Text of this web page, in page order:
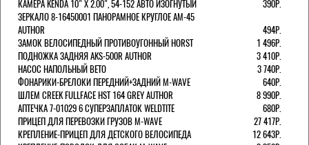
КАМЕРА KENDA 10" Х 2.00", 54-152 АВТО ИЗОГНУТЫЙ
390Р.
ЗЕРКАЛО 8-16450001 ПАНОРАМНОЕ КРУГЛОЕ AM-45
AUTHOR
494Р.
ЗАМОК ВЕЛОСИПЕДНЫЙ ПРОТИВОУГОННЫЙ HORST
1 496Р.
ПОДНОЖКА ЗАДНЯЯ AKS-500R AUTHOR
3 410Р.
НАСОС НАПОЛЬНЫЙ BETO
3 740Р.
ФОНАРИКИ-БРЕЛОКИ ПЕРЕДНИЙ+ЗАДНИЙ M-WAVE
640Р.
ШЛЕМ CREEK FULLFACE HST 164 GREY AUTHOR
8 990Р.
АПТЕЧКА 7-01029 6 СУПЕРЗАПЛАТОК WELDTITE
680Р.
ПРИЦЕП ДЛЯ ПЕРЕВОЗКИ ГРУЗОВ M-WAVE
27 417Р.
КРЕПЛЕНИЕ-ПРИЦЕП ДЛЯ ДЕТСКОГО ВЕЛОСИПЕДА
12 643Р.